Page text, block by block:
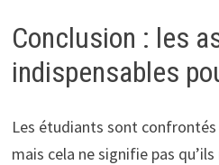
Conclusion : les
indispensables
Les étudiants sont
mais cela ne signifie pas